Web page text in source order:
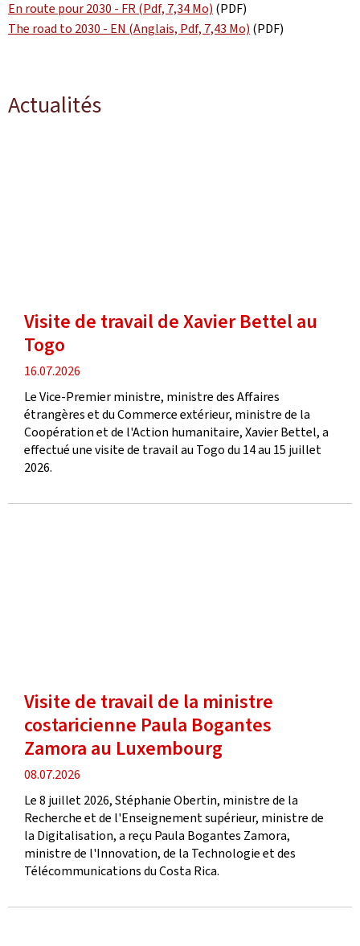
En route pour 2030 - FR (Pdf, 7,34 Mo) (PDF)
The road to 2030 - EN (Anglais, Pdf, 7,43 Mo) (PDF)
Actualités
Visite de travail de Xavier Bettel au
Togo
date
de
publication
16.07.2026
Le Vice-Premier ministre, ministre des Affaires
étrangères et du Commerce extérieur, ministre de la
Coopération et de l'Action humanitaire, Xavier Bettel, a
effectué une visite de travail au Togo du 14 au 15 juillet
2026.
Visite de travail de la ministre
costaricienne Paula Bogantes
Zamora au Luxembourg
date
de
publication
08.07.2026
Le 8 juillet 2026, Stéphanie Obertin, ministre de la
Recherche et de l'Enseignement supérieur, ministre de
la Digitalisation, a reçu Paula Bogantes Zamora,
ministre de l'Innovation, de la Technologie et des
Télécommunications du Costa Rica.